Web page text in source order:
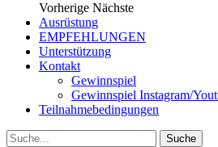
Vorherige Nächste
Ausrüstung
EMPFEHLUNGEN
Unterstützung
Kontakt
Gewinnspiel
Gewinnspiel Instagram/
Teilnahmebedingungen